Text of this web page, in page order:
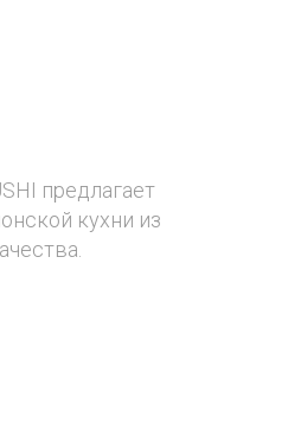
предлагает
кухни из